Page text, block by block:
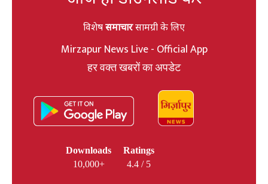
विशेषसमाचारसामग्री के लिए
Mirzapur News Live - Official App
हर वक्त खबरों का अपडेट
Downloads
10,000+
Ratings
4.4 / 5